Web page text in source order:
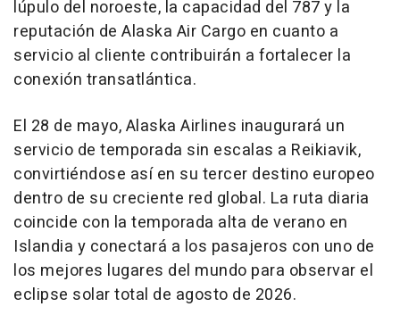
lúpulo del noroeste, la capacidad del 787 y la
reputación de Alaska Air Cargo en cuanto a
servicio al cliente contribuirán a fortalecer la
conexión transatlántica.
El 28 de mayo, Alaska Airlines inaugurará un
servicio de temporada sin escalas a Reikiavik,
convirtiéndose así en su tercer destino europeo
dentro de su creciente red global. La ruta diaria
coincide con la temporada alta de verano en
Islandia y conectará a los pasajeros con uno de
los mejores lugares del mundo para observar el
eclipse solar total de agosto de 2026.